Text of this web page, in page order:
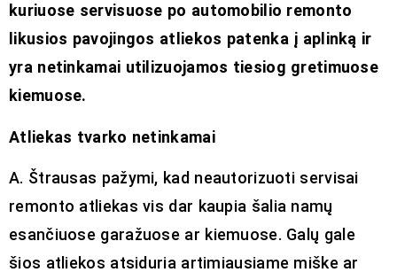
kuriuose servisuose po automobilio remonto
likusios pavojingos atliekos patenka į aplinką ir
yra netinkamai utilizuojamos tiesiog gretimuose
kiemuose.
Atliekas tvarko netinkamai
A. Štrausas pažymi, kad neautorizuoti servisai
remonto atliekas vis dar kaupia šalia namų
esančiuose garažuose ar kiemuose. Galų gale
šios atliekos atsiduria artimiausiame miške ar